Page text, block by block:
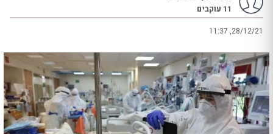
11 עוקבים
11:37 ,28/12/21